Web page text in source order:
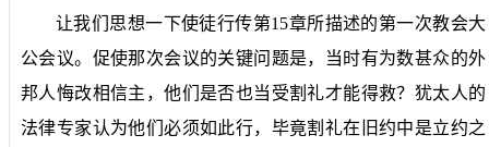
让我们思想一下使徒行传第15章所描述的第一次教会大
公会议。促使那次会议的关键问题是，当时有为数甚众的外
邦人悔改相信主，他们是否也当受割礼才能得救？犹太人的
法律专家认为他们必须如此行，毕竟割礼在旧约中是立约之